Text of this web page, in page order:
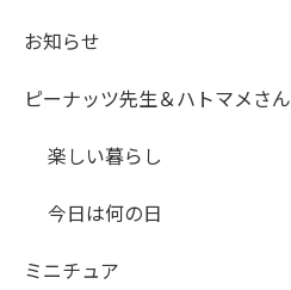
お知らせ
ピーナッツ先生＆ハトマメさん
楽しい暮らし
今日は何の日
ミニチュア